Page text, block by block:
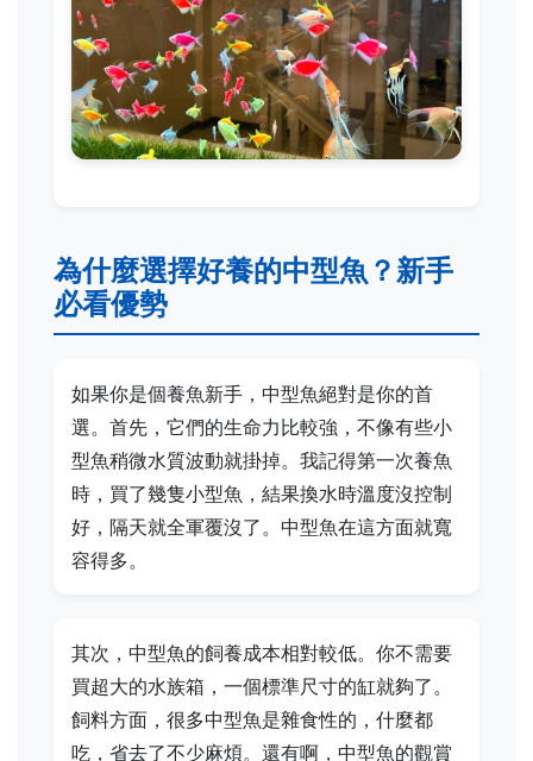
為什麼選擇好養的中型魚？新手
必看優勢
如果你是個養魚新手，中型魚絕對是你的首
選。首先，它們的生命力比較強，不像有些小
型魚稍微水質波動就掛掉。我記得第一次養魚
時，買了幾隻小型魚，結果換水時溫度沒控制
好，隔天就全軍覆沒了。中型魚在這方面就寬
容得多。
其次，中型魚的飼養成本相對較低。你不需要
買超大的水族箱，一個標準尺寸的缸就夠了。
飼料方面，很多中型魚是雜食性的，什麼都
吃，省去了不少麻煩。還有啊，中型魚的觀賞